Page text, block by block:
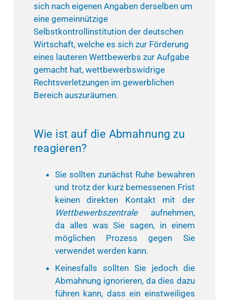
sich nach eigenen Angaben derselben um
eine gemeinnützige
Selbstkontrollinstitution der deutschen
Wirtschaft, welche es sich zur Förderung
eines lauteren Wettbewerbs zur Aufgabe
gemacht hat, wettbewerbswidrige
Rechtsverletzungen im gewerblichen
Bereich auszuräumen.
Wie ist auf die Abmahnung zu
reagieren?
Sie sollten zunächst Ruhe bewahren
und trotz der kurz bemessenen Frist
keinen direkten Kontakt mit der
Wettbewerbszentraleaufnehmen,
da alles was Sie sagen, in einem
möglichen Prozess gegen Sie
verwendet werden kann.
Keinesfalls sollten Sie jedoch die
Abmahnung ignorieren, da dies dazu
führen kann, dass ein einstweiliges